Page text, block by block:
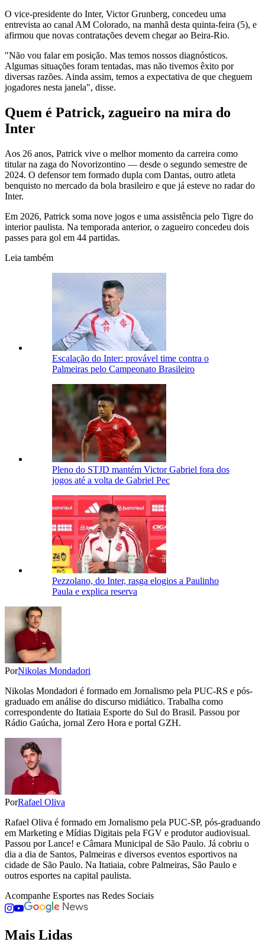
O vice-presidente do Inter, Victor Grunberg, concedeu uma
entrevista ao canal AM Colorado, na manhã desta quinta-feira (5), e
afirmou que novas contratações devem chegar ao Beira-Rio.
"Não vou falar em posição. Mas temos nossos diagnósticos.
Algumas situações foram tentadas, mas não tivemos êxito por
diversas razões. Ainda assim, temos a expectativa de que cheguem
jogadores nesta janela", disse.
Quem é Patrick, zagueiro na mira do
Inter
Aos 26 anos, Patrick vive o melhor momento da carreira como
titular na zaga do Novorizontino — desde o segundo semestre de
2024. O defensor tem formado dupla com Dantas, outro atleta
benquisto no mercado da bola brasileiro e que já esteve no radar do
Inter.
Em 2026, Patrick soma nove jogos e uma assistência pelo Tigre do
interior paulista. Na temporada anterior, o zagueiro concedeu dois
passes para gol em 44 partidas.
Leia também
Escalação do Inter: provável time contra o
Palmeiras pelo Campeonato Brasileiro
Pleno do STJD mantém Victor Gabriel fora dos
jogos até a volta de Gabriel Pec
Pezzolano, do Inter, rasga elogios a Paulinho
Paula e explica reserva
PorNikolas Mondadori
Nikolas Mondadori é formado em Jornalismo pela PUC-RS e pós-
graduado em análise do discurso midiático. Trabalha como
correspondente do Itatiaia Esporte do Sul do Brasil. Passou por
Rádio Gaúcha, jornal Zero Hora e portal GZH.
PorRafael Oliva
Rafael Oliva é formado em Jornalismo pela PUC-SP, pós-graduando
em Marketing e Mídias Digitais pela FGV e produtor audiovisual.
Passou por Lance! e Câmara Municipal de São Paulo. Já cobriu o
dia a dia de Santos, Palmeiras e diversos eventos esportivos na
cidade de São Paulo. Na Itatiaia, cobre Palmeiras, São Paulo e
outros esportes na capital paulista.
Acompanhe Esportes nas Redes Sociais
Mais Lidas